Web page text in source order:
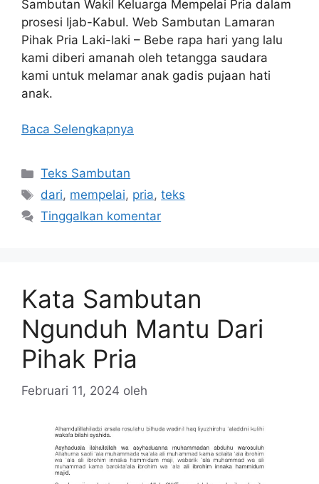
Sambutan Wakil Keluarga Mempelai Pria dalam
prosesi Ijab-Kabul. Web Sambutan Lamaran
Pihak Pria Laki-laki – Bebe rapa hari yang lalu
kami diberi amanah oleh tetangga saudara
kami untuk melamar anak gadis pujaan hati
anak.
Baca Selengkapnya
Kategori
Teks Sambutan
Tag
dari, mempelai, pria,teks
Tinggalkan komentar
Kata Sambutan
Ngunduh Mantu Dari
Pihak Pria
Februari 11, 2024 oleh